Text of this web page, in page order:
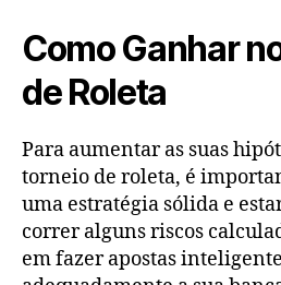
Como Ganhar
de Roleta
Para aumentar as suas
torneio de roleta, é
uma estratégia sólida e
correr alguns riscos
em fazer apostas